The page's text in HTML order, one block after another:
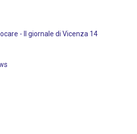
- Il giornale di Vicenza 14